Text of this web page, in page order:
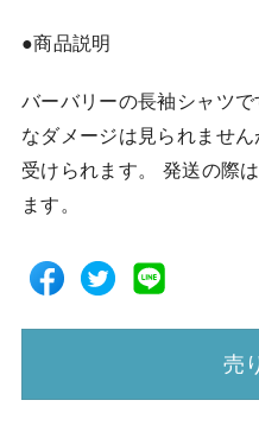
●商品説明
バーバリーの長袖シャツ
なダメージは見られませ
受けられます。 発送の際
ます。
売